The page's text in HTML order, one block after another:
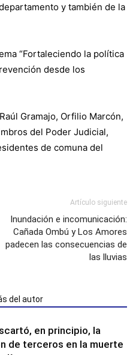
y también de la
“Fortaleciendo la política
desde los
Gramajo, Orfilio Marcón,
del Poder Judicial,
de comuna del
Artículo siguiente
Inundación e incomunicación:
Cañada Ombú y Los Amores
padecen las consecuencias de
las lluvias
del autor
en principio, la
de terceros en la muerte